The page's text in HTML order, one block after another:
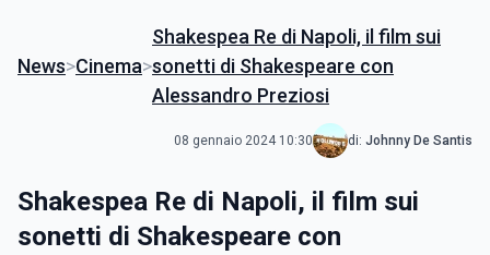
News>Cinema>
Shakespea Re di Napoli, il film sui
sonetti di Shakespeare con
Alessandro Preziosi
08 gennaio 2024 10:30 di: Johnny De Santis
Shakespea Re di Napoli, il film sui
sonetti di Shakespeare con